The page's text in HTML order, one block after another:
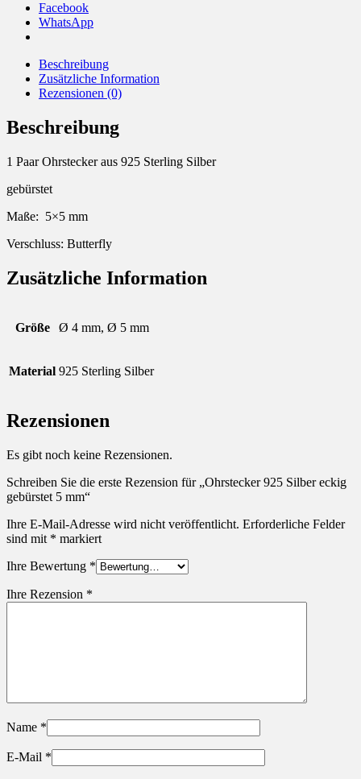
Menge
Facebook
WhatsApp
Beschreibung
Zusätzliche Information
Rezensionen (0)
Beschreibung
1 Paar Ohrstecker aus 925 Sterling Silber
gebürstet
Maße: 5×5 mm
Verschluss: Butterfly
Zusätzliche Information
Größe Ø 4 mm, Ø 5 mm
Material 925 Sterling Silber
Rezensionen
Es gibt noch keine Rezensionen.
Schreiben Sie die erste Rezension für „Ohrstecker 925 Silber eckig
gebürstet 5 mm“
Ihre E-Mail-Adresse wird nicht veröffentlicht. Erforderliche Felder
sind mit * markiert
Ihre Bewertung *
Ihre Rezension *
Name *
E-Mail *